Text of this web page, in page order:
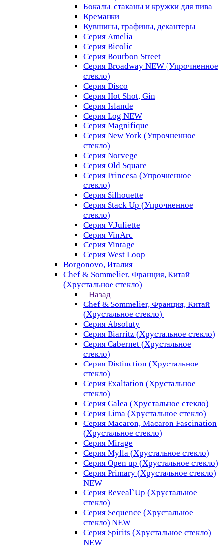
Бокалы, стаканы и кружки для пива
Креманки
Кувшины, графины, декантеры
Серия Amelia
Серия Bicolic
Серия Bourbon Street
Серия Broadway NEW (Упрочненное
стекло)
Серия Disco
Серия Hot Shot, Gin
Серия Islande
Серия Log NEW
Серия Magnifique
Серия New York (Упрочненное
стекло)
Серия Norvege
Серия Old Square
Серия Princesa (Упрочненное
стекло)
Серия Silhouette
Серия Stack Up (Упрочненное
стекло)
Серия V.Juliette
Серия VinArc
Серия Vintage
Серия West Loop
Borgonovo, Италия
Chef & Sommelier, Франция, Китай
(Хрустальное стекло)
Назад
Chef & Sommelier, Франция, Китай
(Хрустальное стекло)
Серия Absoluty
Серия Biarritz (Хрустальное стекло)
Серия Cabernet (Хрустальное
стекло)
Серия Distinction (Хрустальное
стекло)
Серия Exaltation (Хрустальное
стекло)
Серия Galea (Хрустальное стекло)
Серия Lima (Хрустальное стекло)
Серия Macaron, Macaron Fascination
(Хрустальное стекло)
Серия Mirage
Серия Mylla (Хрустальное стекло)
Серия Open up (Хрустальное стекло)
Серия Primary (Хрустальное стекло)
NEW
Серия Reveal`Up (Хрустальное
стекло)
Серия Sequence (Хрустальное
стекло) NEW
Серия Spirits (Хрустальное стекло)
NEW